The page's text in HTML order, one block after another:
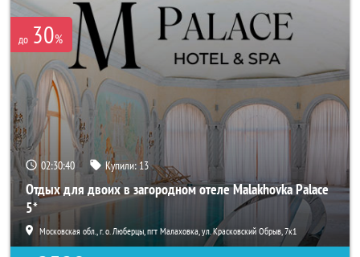
до 30%
02:30:38 Купили: 13
Отдых для двоих в загородном отеле Malakhovka Palace
5*
Московская обл., г. о. Люберцы, пгт Малаховка, ул. Красковский Обрыв, 7к1